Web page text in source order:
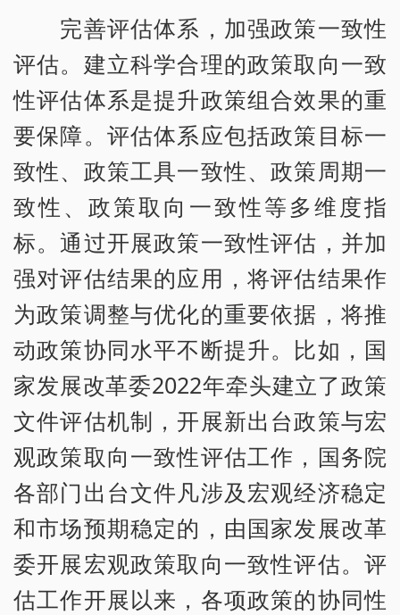
完善评估体系，加强政策一致性
评估。建立科学合理的政策取向一致
性评估体系是提升政策组合效果的重
要保障。评估体系应包括政策目标一
致性、政策工具一致性、政策周期一
致性、政策取向一致性等多维度指
标。通过开展政策一致性评估，并加
强对评估结果的应用，将评估结果作
为政策调整与优化的重要依据，将推
动政策协同水平不断提升。比如，国
家发展改革委2022年牵头建立了政策
文件评估机制，开展新出台政策与宏
观政策取向一致性评估工作，国务院
各部门出台文件凡涉及宏观经济稳定
和市场预期稳定的，由国家发展改革
委开展宏观政策取向一致性评估。评
估工作开展以来，各项政策的协同性